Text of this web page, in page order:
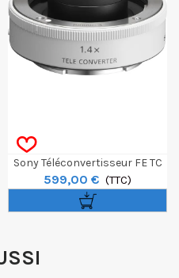
Sony Téléconvertisseur FE TC
1.4x
599,00 € (TTC)